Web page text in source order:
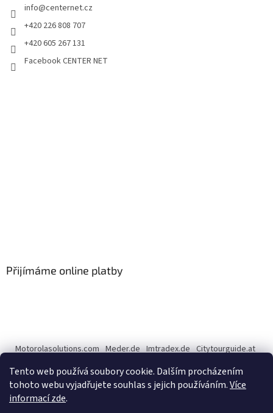
Tento web používá soubory cookie. Dalším procházením
tohoto webu vyjadřujete souhlas s jejich používáním.Více
informací zde.
info@centernet.cz
+420 226 808 707
+420 605 267 131
Facebook CENTER NET
Přijímáme online platby
Motorolasolutions.com Meder.de Imtradex.de Citytourguide.at